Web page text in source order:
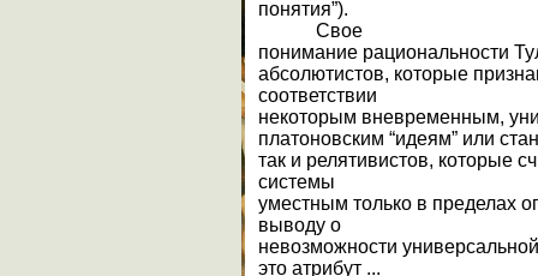
понятия”).
Свое
понимание рациональности
абсолютистов, которые
соответствии
некоторым вневременным,
платоновским “идеям” или
так и релятивистов, которые
системы
уместным только в пределах
выводу о
невозможности
это атрибут ...